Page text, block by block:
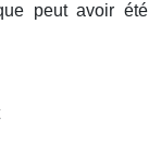
peut avoir été